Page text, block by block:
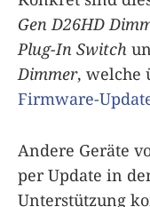
Gen D26HD
Plug-In Switch
Dimmer, welche
Firmware-
Andere Geräte
per Update in
Unterstützung